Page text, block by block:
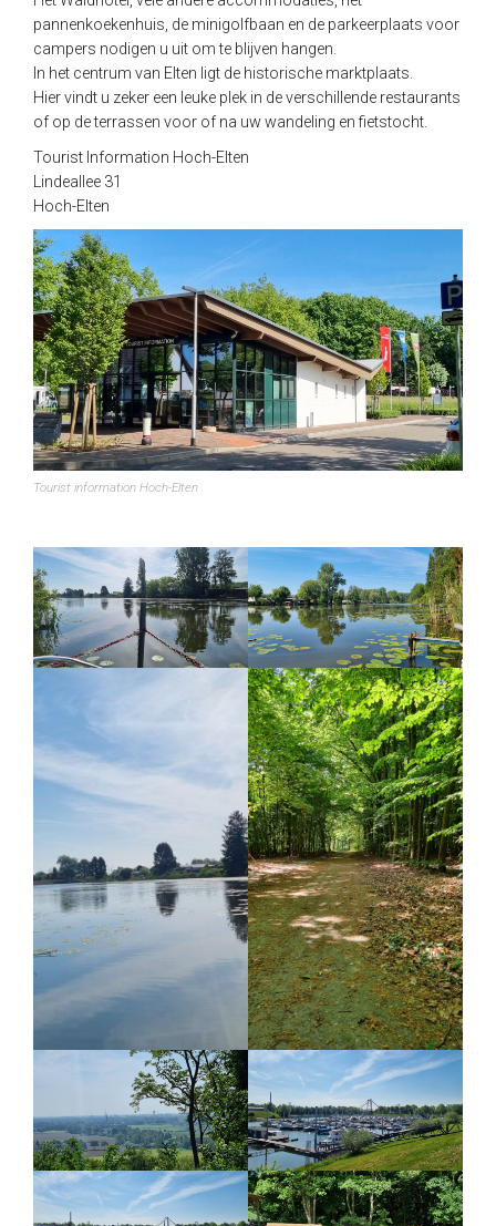
pannenkoekenhuis, de minigolfbaan en de parkeerplaats voor
campers nodigen u uit om te blijven hangen.
In het centrum van Elten ligt de historische marktplaats.
Hier vindt u zeker een leuke plek in de verschillende restaurants
of op de terrassen voor of na uw wandeling en fietstocht.
Tourist Information Hoch-Elten
Lindeallee 31
Hoch-Elten
Tourist information Hoch-Elten